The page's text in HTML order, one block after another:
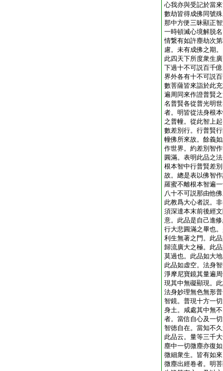
心我亦與受記於當
數劫皆得成佛同號
那中方便三昧顯正
一時頓滅心境解脱
情繋有如許塵劫次
慮。未有成佛之期
此四天下所度衆生
下過十不可説百千
界外各有十不可説
數菩薩皆來詣於此
遍周同來作證普賢
名普賢各從普光明
者。明皆從法身根
之普幢。從此智上
數差別行。行普賢
幢佛所來故。餘義
作世界。約差別智
圓滿。表明此品之
根本智中行普賢差
故。總是表以佛智
羅蜜不離根本智遍
八十不可説那由他
此教爲大心者説。
須深達本末前後經
意。此品是自己進
行大悲圓滿之畢也
利生無著之門。此
歸流廣大之極。此
莫過也。此品如大
此品如虚空。法身
淨摩尼寶鏡其量遍
現其中無礙顯現。
法身妙理無色無形
智鏡。普現十方一
身土。咸處其中無
者。當信自心及一
智徳自在。當知不
此品云。量等三千
塵中一切微塵亦復
微細衆生。皆有如
微塵出經卷者。明